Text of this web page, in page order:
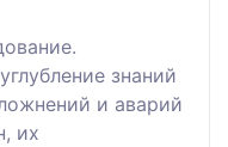
знаний
и аварий
их